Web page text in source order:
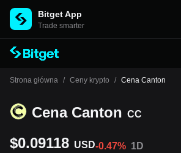
Bitget App
Trade smarter
Strona główna / Ceny krypto / Cena Canton
Cena Canton CC
$0.09118 USD-0.47% 1D